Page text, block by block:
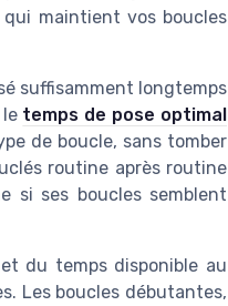
qui maintient vos boucles
suffisamment longtemps
temps de pose optimal
de boucle, sans tomber
routine après routine
si ses boucles semblent
du temps disponible au
Les boucles débutantes,